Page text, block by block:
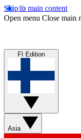
Skip to main content
Open menu Close main
FI Edition
Asia